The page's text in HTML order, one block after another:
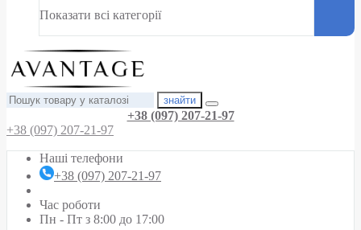
Показати всі категорії
знайти
+38 (097) 207-21-97
+38 (097) 207-21-97
Наші телефони
+38 (097) 207-21-97
Час роботи
Пн - Пт з 8:00 до 17:00